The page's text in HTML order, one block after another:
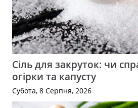
Сіль для закруток: чи
огірки та капусту
Субота, 8 Серпня, 2026